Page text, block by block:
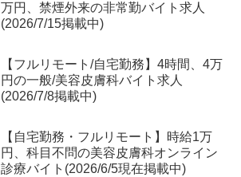
万円、禁煙外来の非常勤バイト求人
(2026/7/15掲載中)
【フルリモート/自宅勤務】4時間、4万
円の一般/美容皮膚科バイト求人
(2026/7/8掲載中)
【自宅勤務・フルリモート】時給1万
円、科目不問の美容皮膚科オンライン
診療バイト(2026/6/5現在掲載中)